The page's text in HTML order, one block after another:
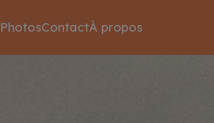
PhotosContactÀ propos